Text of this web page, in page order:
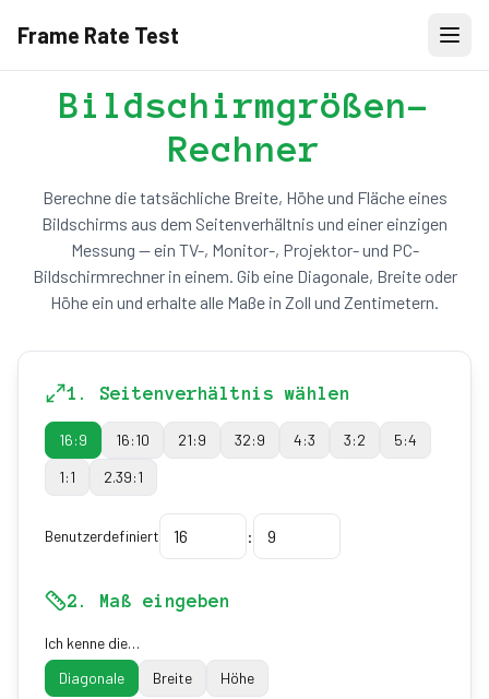
Frame Rate Test
Bildschirmgrößen-
Rechner
Berechne die tatsächliche Breite, Höhe und Fläche eines
Bildschirms aus dem Seitenverhältnis und einer einzigen
Messung — ein TV-, Monitor-, Projektor- und PC-
Bildschirmrechner in einem. Gib eine Diagonale, Breite oder
Höhe ein und erhalte alle Maße in Zoll und Zentimetern.
1. Seitenverhältnis wählen
16:9 16:10 21:9 32:9 4:3 3:2
5:4
1:1
2.39:1
Benutzerdefiniert :
2. Maß eingeben
Ich kenne die…
Diagonale
Breite Höhe